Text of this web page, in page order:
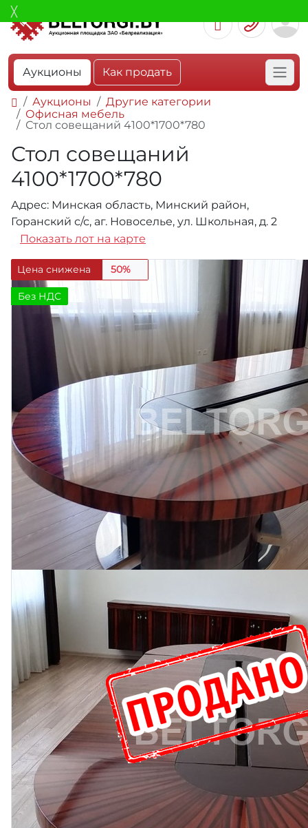
Аукционы Как продать
Аукционы
Другие категории
Офисная мебель
Стол совещаний 4100*1700*780
Стол совещаний
4100*1700*780
Адрес: Минская область, Минский район,
Горанский с/с, аг. Новоселье, ул. Школьная, д. 2
Показать лот на карте
Цена снижена 50%
Без НДС